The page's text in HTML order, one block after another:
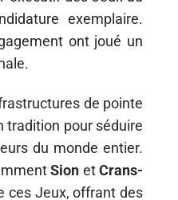
exemplaire.
ont joué un
de pointe
tradition pour séduire
du monde entier.
Sion etCrans-
ces Jeux, offrant des